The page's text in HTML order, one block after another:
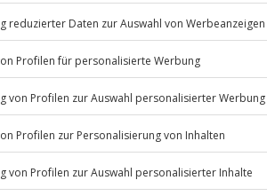
Listenansicht
© OpenStreetMaps